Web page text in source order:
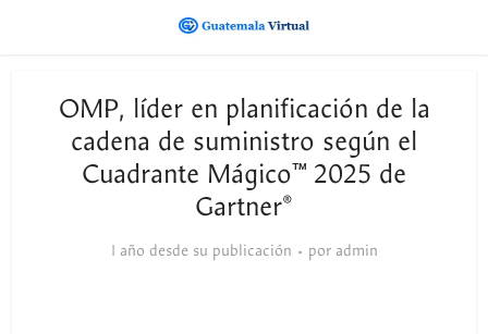
OMP, líder en planificación de la
cadena de suministro según el
Cuadrante Mágico™ 2025 de
Gartner®
1 año desde su publicación por admin